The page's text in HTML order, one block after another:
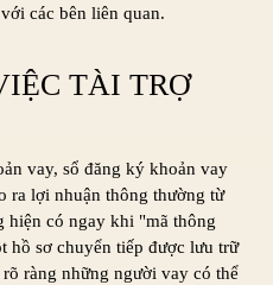
các bên liên quan.
TÀI TRỢ
vay, sổ đăng ký khoản vay
ra lợi nhuận thông thường từ
hiện có ngay khi "mã thông
hồ sơ chuyển tiếp được lưu trữ
ràng những người vay có thể